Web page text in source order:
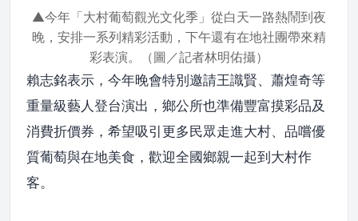
▲今年「大村葡萄觀光文化季」從白天一路熱鬧到夜
晚，安排一系列精彩活動，下午還有在地社團帶來精
彩表演。（圖／記者林明佑攝）
賴志銘表示，今年晚會特別邀請王識賢、蕭煌奇等
重量級藝人登台演出，鄉公所也準備豐富摸彩品及
消費折價券，希望吸引更多民眾走進大村、品嚐優
質葡萄與在地美食，歡迎全國鄉親一起到大村作
客。